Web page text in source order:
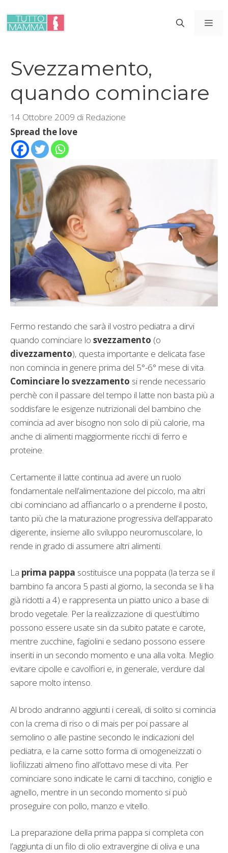
contenuto
Svezzamento,
quando cominciare
14 Ottobre 2009 di Redazione
Spread the love
Fermo restando che sarà il vostro pediatra a dirvi
quando cominciare lo svezzamento (o
divezzamento), questa importante e delicata fase
non comincia in genere prima del 5°-6° mese di vita.
Cominciare lo svezzamento si rende necessario
perchè con il passare del tempo il latte non basta più a
soddisfare le esigenze nutrizionali del bambino che
comincia ad aver bisogno non solo di più calorie, ma
anche di alimenti maggiormente ricchi di ferro e
proteine.
Certamente il latte continua ad avere un ruolo
fondamentale nell’alimentazione del piccolo, ma altri
cibi cominciano ad affiancarlo o a prenderne il posto,
tanto più che la maturazione progressiva dell’apparato
digerente, insieme allo sviluppo neuromuscolare, lo
rende in grado di assumere altri alimenti.
La prima pappa sostituisce una poppata (la terza se il
bambino fa ancora 5 pasti al giorno, la seconda se li ha
già ridotti a 4) e rappresenta un piatto unico a base di
brodo vegetale. Per la realizzazione di quest’ultimo
possono essere usate sin da subito patate e carote,
mentre zucchine, fagiolini e sedano possono essere
inseriti in un secondo momento e una alla volta. Meglio
evitare cipolle e cavolfiori e, in generale, verdure dal
sapore molto intenso.
Al brodo andranno aggiunti i cereali, di solito si comincia
con la crema di riso o di mais per poi passare al
semolino o alle pastine secondo le indicazioni del
pediatra, e la carne sotto forma di omogeneizzati o
liofilizzati almeno fino all’ottavo mese di vita. Per
cominciare sono indicate le carni di tacchino, coniglio e
agnello, mentre in un secondo momento si può
proseguire con pollo, manzo e vitello.
La preparazione della prima pappa si completa con
l’aggiunta di un filo di olio extravergine di oliva e una